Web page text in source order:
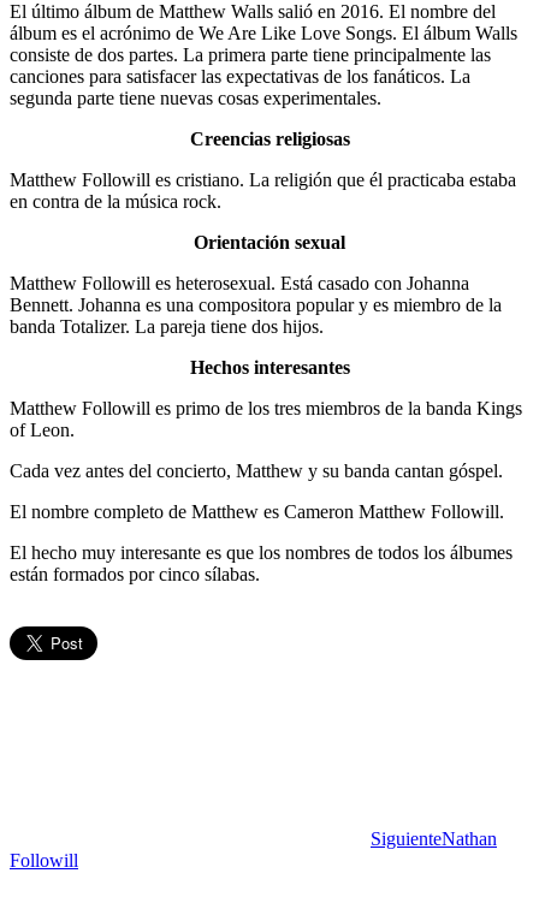
El último álbum de Matthew Walls salió en 2016. El nombre del
álbum es el acrónimo de We Are Like Love Songs. El álbum Walls
consiste de dos partes. La primera parte tiene principalmente las
canciones para satisfacer las expectativas de los fanáticos. La
segunda parte tiene nuevas cosas experimentales.
Creencias religiosas
Matthew Followill es cristiano. La religión que él practicaba estaba
en contra de la música rock.
Orientación sexual
Matthew Followill es heterosexual. Está casado con Johanna
Bennett. Johanna es una compositora popular y es miembro de la
banda Totalizer. La pareja tiene dos hijos.
Hechos interesantes
Matthew Followill es primo de los tres miembros de la banda Kings
of Leon.
Cada vez antes del concierto, Matthew y su banda cantan góspel.
El nombre completo de Matthew es Cameron Matthew Followill.
El hecho muy interesante es que los nombres de todos los álbumes
están formados por cinco sílabas.
SiguienteNathan
Followill